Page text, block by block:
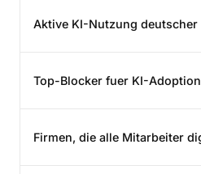
Aktive KI-Nutzung deutscher
Top-Blocker fuer KI-Adoption
Firmen, die alle Mitarbeiter